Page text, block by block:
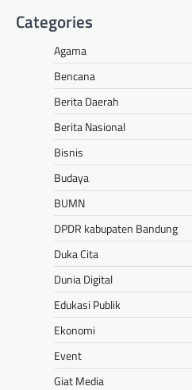
Categories
Agama
Bencana
Berita Daerah
Berita Nasional
Bisnis
Budaya
BUMN
DPDR kabupaten Bandung
Duka Cita
Dunia Digital
Edukasi Publik
Ekonomi
Event
Giat Media